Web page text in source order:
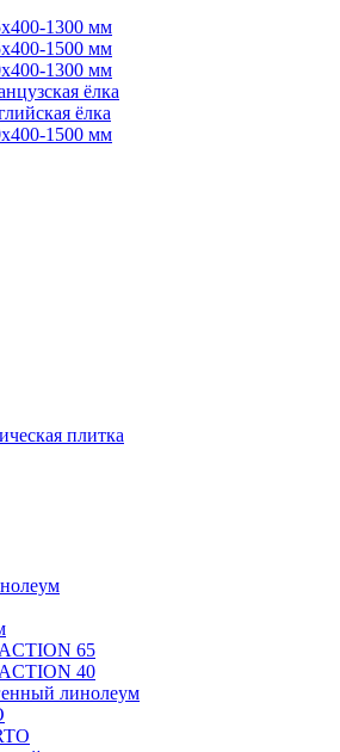
1300 мм
1500 мм
1300 мм
ёлка
ёлка
1500 мм
плитка
65
40
линолеум